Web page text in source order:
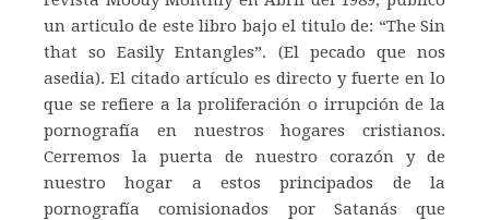
un articulo de este libro bajo el titulo de: “The Sin
that so Easily Entangles”. (El pecado que nos
asedia). El citado artículo es directo y fuerte en lo
que se refiere a la proliferación o irrupción de la
pornografía en nuestros hogares cristianos.
Cerremos la puerta de nuestro corazón y de
nuestro hogar a estos principados de la
pornografía comisionados por Satanás que